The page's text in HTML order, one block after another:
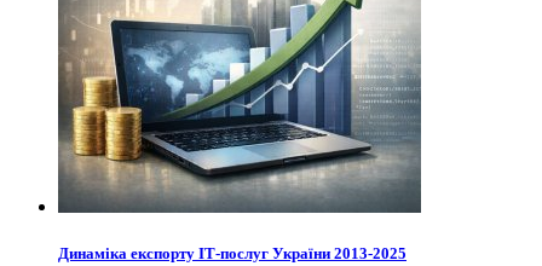
Динаміка експорту ІТ-послуг України 2013-2025